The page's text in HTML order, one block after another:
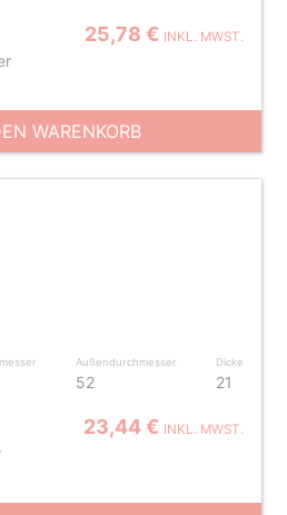
25,78 € INKL. MWST.
WARENKORB
Außendurchmesser
52
Dicke
21
23,44 € INKL. MWST.